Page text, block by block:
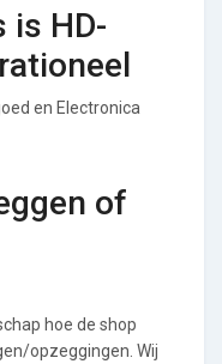
is HD-
en Electronica
of
hoe de shop
opzeggingen. Wij